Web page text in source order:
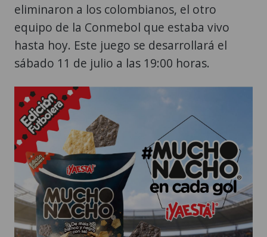
eliminaron a los colombianos, el otro
equipo de la Conmebol que estaba vivo
hasta hoy. Este juego se desarrollará el
sábado 11 de julio a las 19:00 horas.